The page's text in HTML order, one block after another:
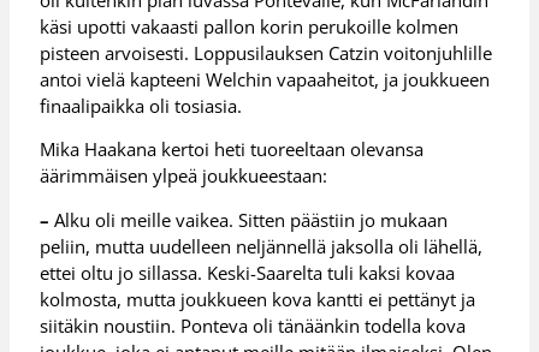
käsi upotti vakaasti pallon korin perukoille kolmen
pisteen arvoisesti. Loppusilauksen Catzin voitonjuhlille
antoi vielä kapteeni Welchin vapaaheitot, ja joukkueen
finaalipaikka oli tosiasia.
Mika Haakana kertoi heti tuoreeltaan olevansa
äärimmäisen ylpeä joukkueestaan:
– Alku oli meille vaikea. Sitten päästiin jo mukaan
peliin, mutta uudelleen neljännellä jaksolla oli lähellä,
ettei oltu jo sillassa. Keski-Saarelta tuli kaksi kovaa
kolmosta, mutta joukkueen kova kantti ei pettänyt ja
siitäkin noustiin. Ponteva oli tänäänkin todella kova